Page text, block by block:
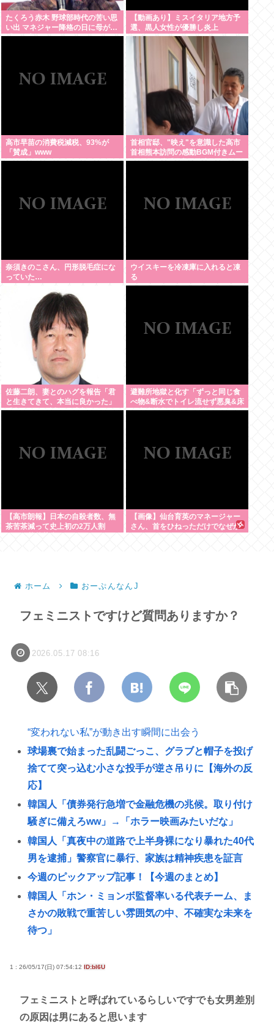
たくろう赤木 野球部時代の苦い思
い出 マネジャー降格の日に母が…
「何も言えなくて」
【動画あり】ミスイタリア地方予
選、黒人女性が優勝し炎上
高市早苗の消費税減税、93%が
「賛成」www
首相官邸、"映え"を意識した高市
首相熊本訪問の感動BGM付きムー
ビーを投稿「全部が全部ありがた
奈須きのこさん、円形脱毛症にな
っていた…
ウイスキーを冷凍庫に入れると凍
る
佐藤二朗、妻とのハグを報告「君
と生きてきて、本当に良かった」
「文〇砲より遥かに威力は弱い
避難所地獄と化す「ずっと同じ食
べ物&断水でトイレ流せず悪臭&床
に直接就寝&コロナ感染」
【高市朗報】日本の自殺者数、無
茶苦茶減って史上初の2万人割
【画像】仙台育英のマネージャー
さん、首をひねっただけでなぜか
ホーム おーぷんなんJ
フェミニストですけど質問ありますか？
2026.05.17 08:16
“変われない私”が動き出す瞬間に出会う
球場裏で始まった乱闘ごっこ、グラブと帽子を投げ
捨てて突っ込む小さな投手が逆さ吊りに【海外の反
応】
韓国人「債券発行急増で金融危機の兆候。取り付け
騒ぎに備えろww」→「ホラー映画みたいだな」
韓国人「真夜中の道路で上半身裸になり暴れた40代
男を逮捕」警察官に暴行、家族は精神疾患を証言
今週のピックアップ記事！【今週のまとめ】
韓国人「ホン・ミョンボ監督率いる代表チーム、ま
さかの敗戦で重苦しい雰囲気の中、不確実な未来を
待つ」
境がないと出来るわけがない」
サイトを開設 俺はもちろんFace the Changeに入れ
てきたぞ
1 : 26/05/17(日) 07:54:12 ID:bI6U
フェミニストと呼ばれているらしいですでも女男差別
の原因は男にあると思います